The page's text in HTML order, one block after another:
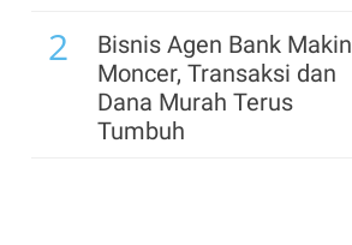
2
Bisnis Agen Bank Makin
Moncer, Transaksi dan
Dana Murah Terus
Tumbuh